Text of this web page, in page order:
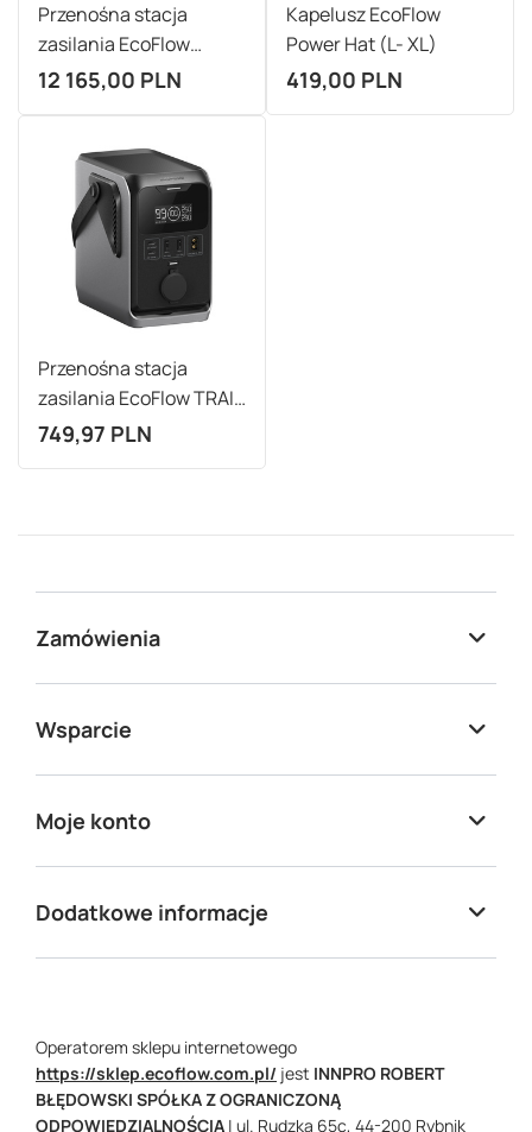
Przenośna stacja
zasilania EcoFlow
DELTA Pro 3
12 165,00 PLN
Kapelusz EcoFlow
Power Hat (L- XL)
419,00 PLN
Przenośna stacja
zasilania EcoFlow TRAIL
300 DC
749,97 PLN
Zamówienia
Wsparcie
Moje konto
Dodatkowe informacje
Operatorem sklepu internetowego
https://sklep.ecoflow.com.pl/ jest INNPRO ROBERT
BŁĘDOWSKI SPÓŁKA Z OGRANICZONĄ
ODPOWIEDZIALNOŚCIĄ | ul. Rudzka 65c, 44-200 Rybnik